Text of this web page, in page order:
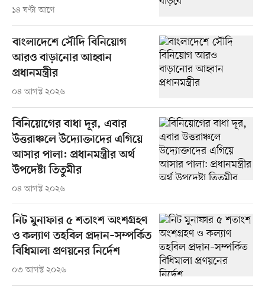
১৪ ঘণ্টা আগে
বাংলাদেশে সৌদি বিনিয়োগ
আরও বাড়ানোর আহ্বান
প্রধানমন্ত্রীর
০৪ আগস্ট ২০২৬
বিনিয়োগের বাধা দূর, এবার
উত্তরাঞ্চলে উদ্যোক্তাদের এগিয়ে
আসার পালা: প্রধানমন্ত্রীর অর্থ
উপদেষ্টা তিতুমীর
০৪ আগস্ট ২০২৬
নিট মুনাফার ৫ শতাংশ অংশগ্রহণ
ও কল্যাণ তহবিল প্রদান–সম্পর্কিত
বিধিমালা প্রণয়নের নির্দেশ
০৩ আগস্ট ২০২৬